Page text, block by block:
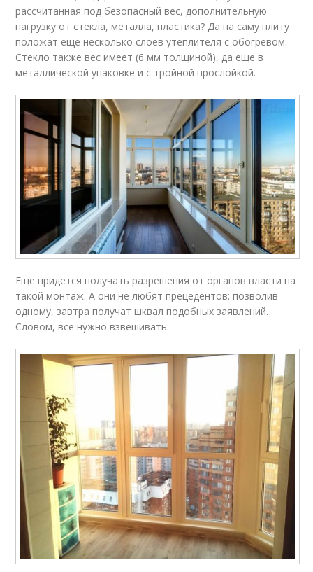
рассчитанная под безопасный вес, дополнительную
нагрузку от стекла, металла, пластика? Да на саму плиту
положат еще несколько слоев утеплителя с обогревом.
Стекло также вес имеет (6 мм толщиной), да еще в
металлической упаковке и с тройной прослойкой.
Еще придется получать разрешения от органов власти на
такой монтаж. А они не любят прецедентов: позволив
одному, завтра получат шквал подобных заявлений.
Словом, все нужно взвешивать.